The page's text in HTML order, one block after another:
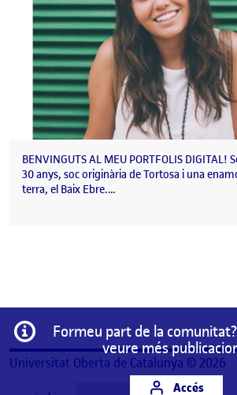
BENVINGUTS AL MEU PORTFOLIS DIGITAL!
30 anys, soc originària de Tortosa i una
terra, el Baix Ebre.…
Informació
Formeu part de la
veure més
Accés
Universitat Oberta de Catalunya © 2026